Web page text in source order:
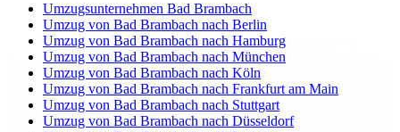
Umzugsunternehmen Bad Brambach
Umzug von Bad Brambach nach Berlin
Umzug von Bad Brambach nach Hamburg
Umzug von Bad Brambach nach München
Umzug von Bad Brambach nach Köln
Umzug von Bad Brambach nach Frankfurt am Main
Umzug von Bad Brambach nach Stuttgart
Umzug von Bad Brambach nach Düsseldorf